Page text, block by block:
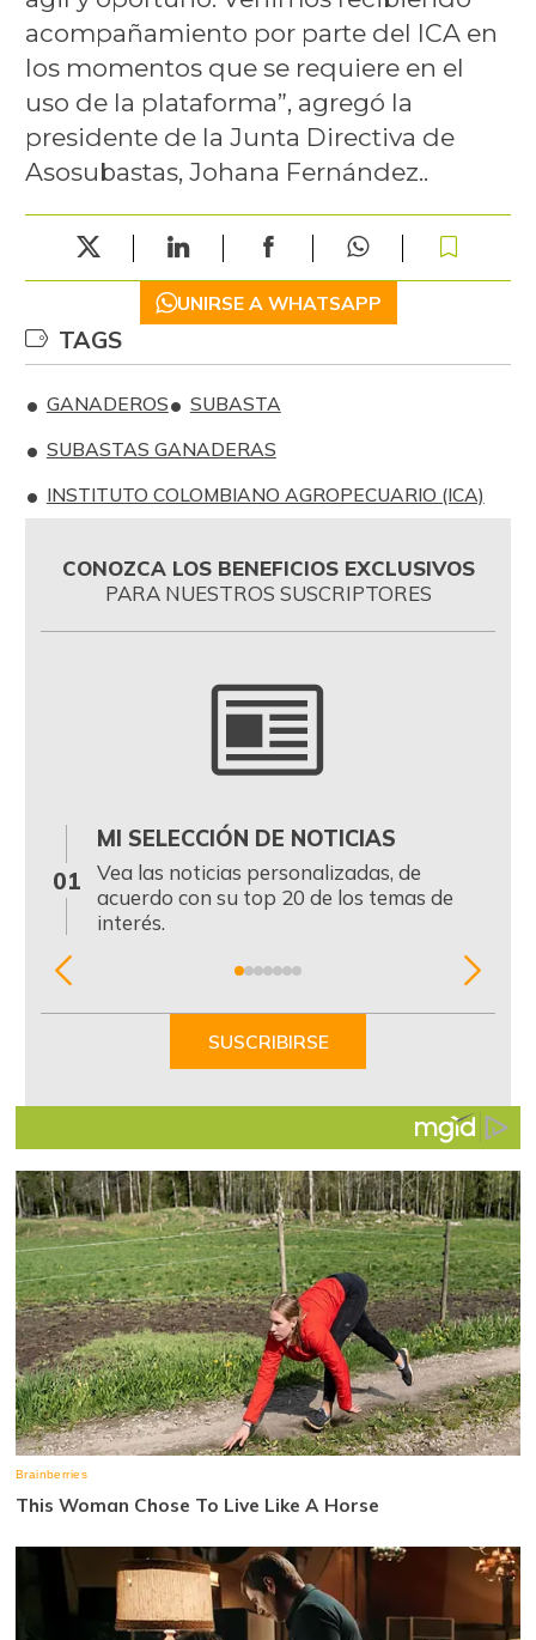
acompañamiento por parte del ICA en
los momentos que se requiere en el
uso de la plataforma”, agregó la
presidente de la Junta Directiva de
Asosubastas, Johana Fernández..
UNIRSE A WHATSAPP
TAGS
GANADEROS
SUBASTA
SUBASTAS GANADERAS
INSTITUTO COLOMBIANO AGROPECUARIO (ICA)
CONOZCA LOS BENEFICIOS EXCLUSIVOS
PARA NUESTROS SUSCRIPTORES
01
MI SELECCIÓN DE NOTICIAS
Vea las noticias personalizadas, de
acuerdo con su top 20 de los temas de
interés.
Item
SUSCRIBIRSE